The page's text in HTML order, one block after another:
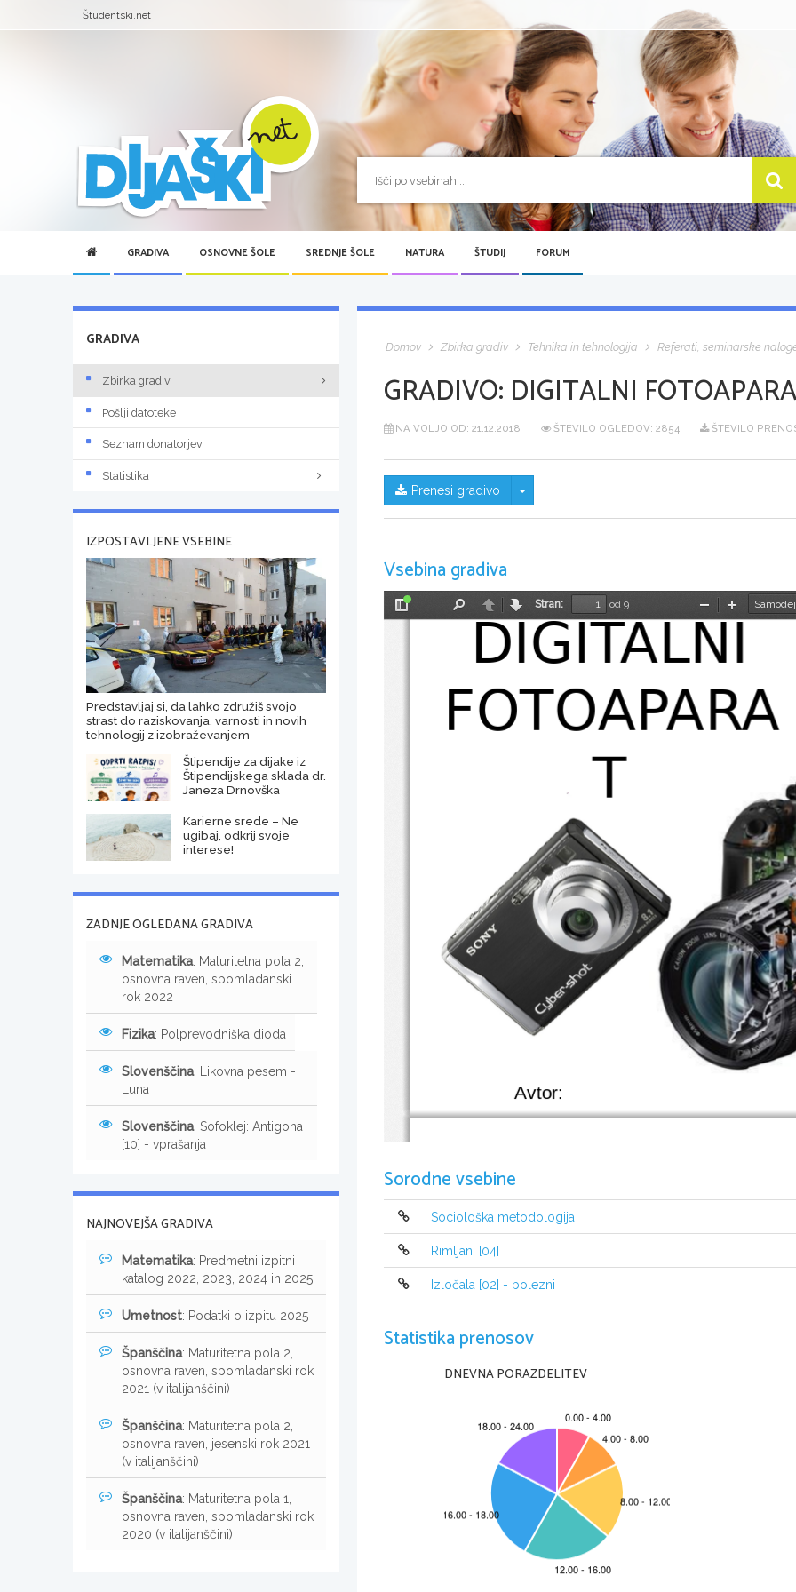
Študentski.net
GRADIVA OSNOVNE ŠOLE SREDNJE ŠOLE MATURA ŠTUDIJ FORUM
Domov Zbirka gradiv Tehnika in tehnologija Referati, seminarske
GRADIVO: DIGITALNI
NA VOLJO OD: 21.12.2018 ŠTEVILO OGLEDOV: 2854 ŠTEVILO
Prenesi gradivo Skrij/prikaži meni
Vsebina gradiva
Preklopi
NazajNaprej
Stran:
od 9
PomanjšajPovečaj
DIGITALNI
FOTOAPARA
T
Avtor:
1. Zgradba
2. Vrste
3. Nastavitev
4. Nastavitev barv
Ustvarjalne
6. Pomnilniške kartice
Sorodne vsebine
Sociološka metodologija
Rimljani [04]
Izločala [02] - bolezni
Statistika prenosov
DNEVNA PORAZDELITEV
GRADIVA
Zbirka gradiv
Pošlji datoteke
Seznam donatorjev
Statistika
IZPOSTAVLJENE VSEBINE
Predstavljaj si, da lahko združiš svojo
strast do raziskovanja, varnosti in novih
tehnologij z izobraževanjem
Štipendije za dijake iz
Štipendijskega sklada dr.
Janeza Drnovška
Karierne srede – Ne
ugibaj, odkrij svoje
interese!
ZADNJE OGLEDANA GRADIVA
Matematika: Maturitetna pola 2,
osnovna raven, spomladanski
rok 2022
Fizika: Polprevodniška dioda
Slovenščina: Likovna pesem -
Luna
Slovenščina: Sofoklej: Antigona
[10] - vprašanja
NAJNOVEJŠA GRADIVA
Matematika: Predmetni izpitni
katalog 2022, 2023, 2024 in 2025
Umetnost: Podatki o izpitu 2025
Španščina: Maturitetna pola 2,
osnovna raven, spomladanski rok
2021 (v italijanščini)
Španščina: Maturitetna pola 2,
osnovna raven, jesenski rok 2021
(v italijanščini)
Španščina: Maturitetna pola 1,
osnovna raven, spomladanski rok
2020 (v italijanščini)